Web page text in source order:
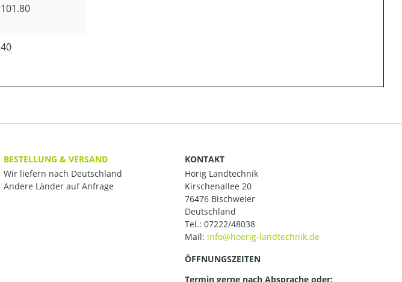
101.80
40
BESTELLUNG & VERSAND
Wir liefern nach Deutschland
Andere Länder auf Anfrage
KONTAKT
Hörig Landtechnik
Kirschenallee 20
76476 Bischweier
Deutschland
Tel.: 07222/48038
Mail:
ÖFFNUNGSZEITEN
Termin gerne nach Absprache oder: